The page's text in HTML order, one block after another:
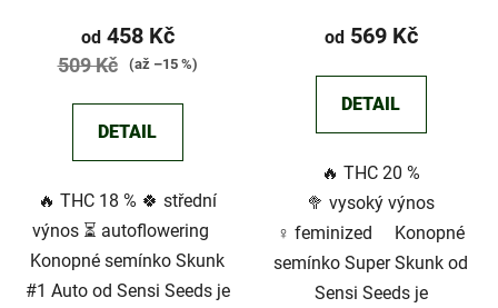
od458 Kč
509 Kč (až –15 %)
DETAIL
🔥 THC 18 % 🍀 střední
výnos ⏳ autoflowering
Konopné semínko Skunk
#1 Auto od Sensi Seeds je
od569 Kč
DETAIL
🔥 THC 20 %
🥦 vysoký výnos
♀️ feminized Konopné
semínko Super Skunk od
Sensi Seeds je